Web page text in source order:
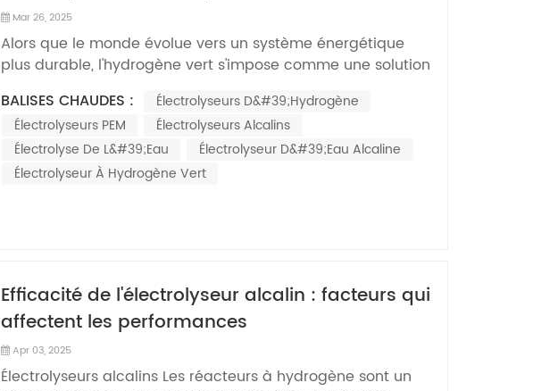
Mar 26, 2025
Alors que le monde évolue vers un système énergétique
plus durable, l'hydrogène vert s'impose comme une solution
essentielle pour décarboner les industries, les réseaux
électriques et les transports. Parmi les différentes
technologies utilisées pour produire de l'hydrogène vert, les
éle...
BALISES CHAUDES :
Électrolyseurs D&#39;hydrogène
Électrolyseurs PEM
Électrolyseurs Alcalins
Électrolyse De L&#39;eau
Électrolyseur D&#39;eau Alcaline
Électrolyseur À Hydrogène Vert
Efficacité de l'électrolyseur alcalin : facteurs qui
affectent les performances
Apr 03, 2025
Électrolyseurs alcalins Les réacteurs à hydrogène sont un